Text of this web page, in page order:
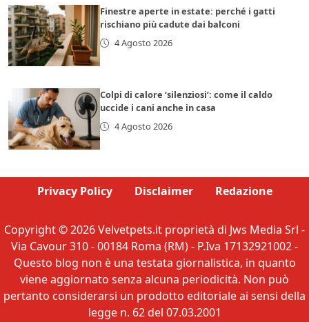
Finestre aperte in estate: perché i gatti
rischiano più cadute dai balconi
4 Agosto 2026
Colpi di calore ‘silenziosi’: come il caldo
uccide i cani anche in casa
4 Agosto 2026
Privacy Policy Disclaimer Redazione
Copyright © 2026 Velvetpets.it proprietà di Jws Media Srl -
Via Cavour 310 - 00184 Roma (RM) - P.Iva 17132921002 -
Questo blog non è una testata giornalistica, in quanto
viene aggiornato senza alcuna periodicità. Non può
pertanto considerarsi un prodotto editoriale ai sensi della
legge n. 62 del 07.03.2001